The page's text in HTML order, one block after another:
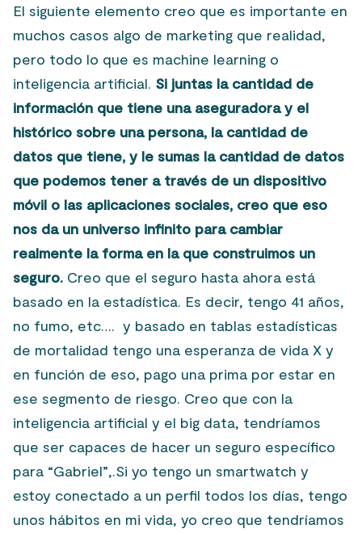
El siguiente elemento creo que es importante en
muchos casos algo de marketing que realidad,
pero todo lo que es machine learning o
inteligencia artificial. Si juntas la cantidad de
información que tiene una aseguradora y el
histórico sobre una persona, la cantidad de
datos que tiene, y le sumas la cantidad de datos
que podemos tener a través de un dispositivo
móvil o las aplicaciones sociales, creo que eso
nos da un universo infinito para cambiar
realmente la forma en la que construimos un
seguro. Creo que el seguro hasta ahora está
basado en la estadística. Es decir, tengo 41 años,
no fumo, etc…. y basado en tablas estadísticas
de mortalidad tengo una esperanza de vida X y
en función de eso, pago una prima por estar en
ese segmento de riesgo. Creo que con la
inteligencia artificial y el big data, tendríamos
que ser capaces de hacer un seguro específico
para “Gabriel”,.Si yo tengo un smartwatch y
estoy conectado a un perfil todos los días, tengo
unos hábitos en mi vida, yo creo que tendríamos